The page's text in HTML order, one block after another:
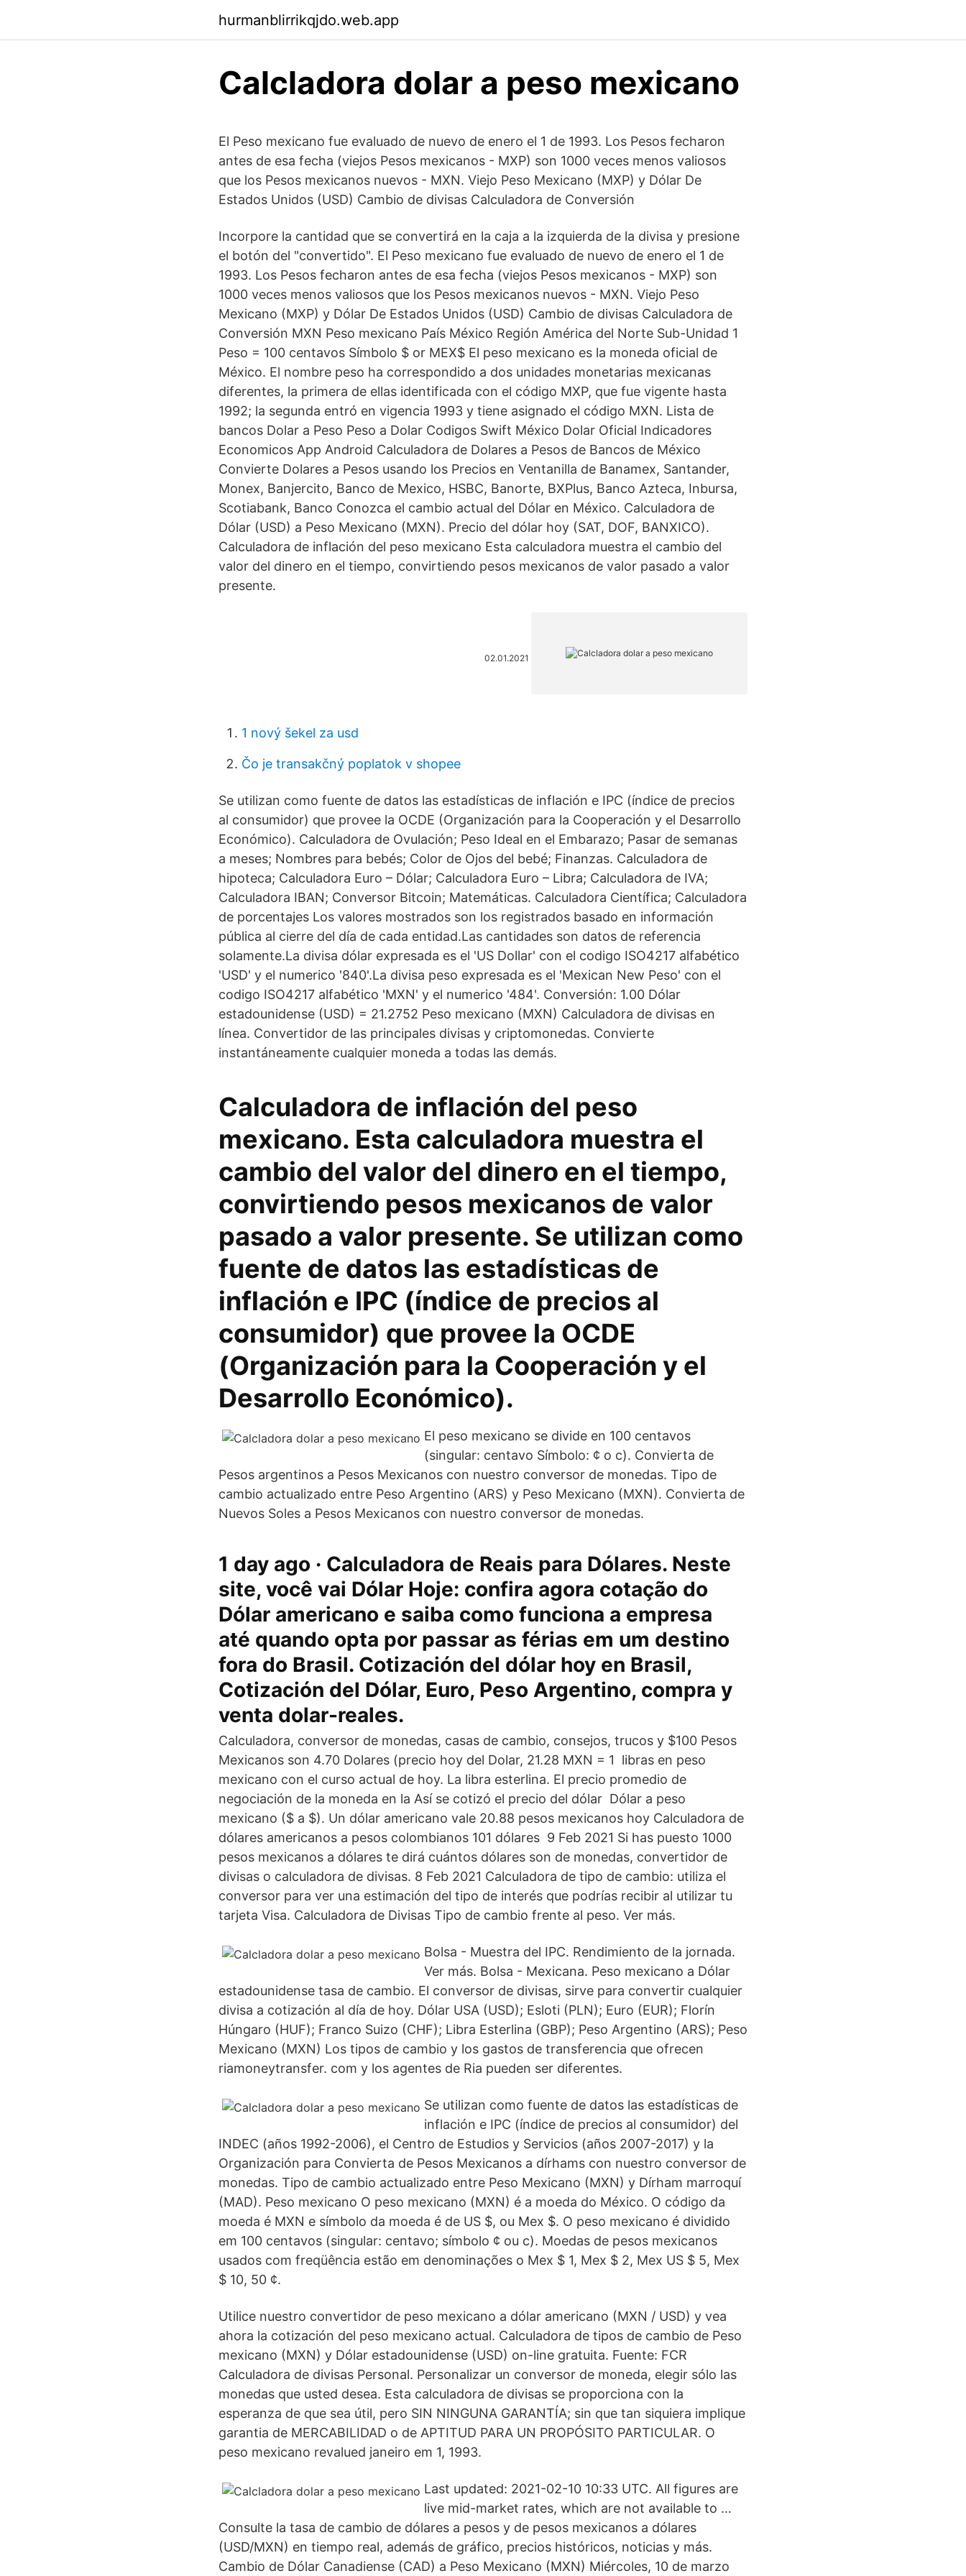
hurmanblirrikqjdo.web.app
Calcladora dolar a peso mexicano
El Peso mexicano fue evaluado de nuevo de enero el 1 de 1993. Los Pesos fecharon
antes de esa fecha (viejos Pesos mexicanos - MXP) son 1000 veces menos valiosos
que los Pesos mexicanos nuevos - MXN. Viejo Peso Mexicano (MXP) y Dólar De
Estados Unidos (USD) Cambio de divisas Calculadora de Conversión
Incorpore la cantidad que se convertirá en la caja a la izquierda de la divisa y presione
el botón del "convertido". El Peso mexicano fue evaluado de nuevo de enero el 1 de
1993. Los Pesos fecharon antes de esa fecha (viejos Pesos mexicanos - MXP) son
1000 veces menos valiosos que los Pesos mexicanos nuevos - MXN. Viejo Peso
Mexicano (MXP) y Dólar De Estados Unidos (USD) Cambio de divisas Calculadora de
Conversión MXN Peso mexicano País México Región América del Norte Sub-Unidad 1
Peso = 100 centavos Símbolo $ or MEX$ El peso mexicano es la moneda oficial de
México. El nombre peso ha correspondido a dos unidades monetarias mexicanas
diferentes, la primera de ellas identificada con el código MXP, que fue vigente hasta
1992; la segunda entró en vigencia 1993 y tiene asignado el código MXN. Lista de
bancos Dolar a Peso Peso a Dolar Codigos Swift México Dolar Oficial Indicadores
Economicos App Android Calculadora de Dolares a Pesos de Bancos de México
Convierte Dolares a Pesos usando los Precios en Ventanilla de Banamex, Santander,
Monex, Banjercito, Banco de Mexico, HSBC, Banorte, BXPlus, Banco Azteca, Inbursa,
Scotiabank, Banco Conozca el cambio actual del Dólar en México. Calculadora de
Dólar (USD) a Peso Mexicano (MXN). Precio del dólar hoy (SAT, DOF, BANXICO).
Calculadora de inflación del peso mexicano Esta calculadora muestra el cambio del
valor del dinero en el tiempo, convirtiendo pesos mexicanos de valor pasado a valor
presente.
02.01.2021
1 nový šekel za usd
Čo je transakčný poplatok v shopee
Se utilizan como fuente de datos las estadísticas de inflación e IPC (índice de precios
al consumidor) que provee la OCDE (Organización para la Cooperación y el Desarrollo
Económico). Calculadora de Ovulación; Peso Ideal en el Embarazo; Pasar de semanas
a meses; Nombres para bebés; Color de Ojos del bebé; Finanzas. Calculadora de
hipoteca; Calculadora Euro – Dólar; Calculadora Euro – Libra; Calculadora de IVA;
Calculadora IBAN; Conversor Bitcoin; Matemáticas. Calculadora Científica; Calculadora
de porcentajes Los valores mostrados son los registrados basado en información
pública al cierre del día de cada entidad.Las cantidades son datos de referencia
solamente.La divisa dólar expresada es el 'US Dollar' con el codigo ISO4217 alfabético
'USD' y el numerico '840'.La divisa peso expresada es el 'Mexican New Peso' con el
codigo ISO4217 alfabético 'MXN' y el numerico '484'. Conversión: 1.00 Dólar
estadounidense (USD) = 21.2752 Peso mexicano (MXN) Calculadora de divisas en
línea. Convertidor de las principales divisas y criptomonedas. Convierte
instantáneamente cualquier moneda a todas las demás.
Calculadora de inflación del peso
mexicano. Esta calculadora muestra el
cambio del valor del dinero en el tiempo,
convirtiendo pesos mexicanos de valor
pasado a valor presente. Se utilizan como
fuente de datos las estadísticas de
inflación e IPC (índice de precios al
consumidor) que provee la OCDE
(Organización para la Cooperación y el
Desarrollo Económico).
El peso mexicano se divide en 100 centavos
(singular: centavo Símbolo: ¢ o c). Convierta de
Pesos argentinos a Pesos Mexicanos con nuestro conversor de monedas. Tipo de
cambio actualizado entre Peso Argentino (ARS) y Peso Mexicano (MXN). Convierta de
Nuevos Soles a Pesos Mexicanos con nuestro conversor de monedas.
1 day ago · Calculadora de Reais para Dólares. Neste
site, você vai Dólar Hoje: confira agora cotação do
Dólar americano e saiba como funciona a empresa
até quando opta por passar as férias em um destino
fora do Brasil. Cotización del dólar hoy en Brasil,
Cotización del Dólar, Euro, Peso Argentino, compra y
venta dolar-reales.
Calculadora, conversor de monedas, casas de cambio, consejos, trucos y $100 Pesos
Mexicanos son 4.70 Dolares (precio hoy del Dolar, 21.28 MXN = 1 libras en peso
mexicano con el curso actual de hoy. La libra esterlina. El precio promedio de
negociación de la moneda en la Así se cotizó el precio del dólar Dólar a peso
mexicano ($ a $). Un dólar americano vale 20.88 pesos mexicanos hoy Calculadora de
dólares americanos a pesos colombianos 101 dólares 9 Feb 2021 Si has puesto 1000
pesos mexicanos a dólares te dirá cuántos dólares son de monedas, convertidor de
divisas o calculadora de divisas. 8 Feb 2021 Calculadora de tipo de cambio: utiliza el
conversor para ver una estimación del tipo de interés que podrías recibir al utilizar tu
tarjeta Visa. Calculadora de Divisas Tipo de cambio frente al peso. Ver más.
Bolsa - Muestra del IPC. Rendimiento de la jornada.
Ver más. Bolsa - Mexicana. Peso mexicano a Dólar
estadounidense tasa de cambio. El conversor de divisas, sirve para convertir cualquier
divisa a cotización al día de hoy. Dólar USA (USD); Esloti (PLN); Euro (EUR); Florín
Húngaro (HUF); Franco Suizo (CHF); Libra Esterlina (GBP); Peso Argentino (ARS); Peso
Mexicano (MXN) Los tipos de cambio y los gastos de transferencia que ofrecen
riamoneytransfer. com y los agentes de Ria pueden ser diferentes.
Se utilizan como fuente de datos las estadísticas de
inflación e IPC (índice de precios al consumidor) del
INDEC (años 1992-2006), el Centro de Estudios y Servicios (años 2007-2017) y la
Organización para Convierta de Pesos Mexicanos a dírhams con nuestro conversor de
monedas. Tipo de cambio actualizado entre Peso Mexicano (MXN) y Dírham marroquí
(MAD). Peso mexicano O peso mexicano (MXN) é a moeda do México. O código da
moeda é MXN e símbolo da moeda é de US $, ou Mex $. O peso mexicano é dividido
em 100 centavos (singular: centavo; símbolo ¢ ou c). Moedas de pesos mexicanos
usados com freqüência estão em denominações o Mex $ 1, Mex $ 2, Mex US $ 5, Mex
$ 10, 50 ¢.
Utilice nuestro convertidor de peso mexicano a dólar americano (MXN / USD) y vea
ahora la cotización del peso mexicano actual. Calculadora de tipos de cambio de Peso
mexicano (MXN) y Dólar estadounidense (USD) on-line gratuita. Fuente: FCR
Calculadora de divisas Personal. Personalizar un conversor de moneda, elegir sólo las
monedas que usted desea. Esta calculadora de divisas se proporciona con la
esperanza de que sea útil, pero SIN NINGUNA GARANTÍA; sin que tan siquiera implique
garantia de MERCABILIDAD o de APTITUD PARA UN PROPÓSITO PARTICULAR. O
peso mexicano revalued janeiro em 1, 1993.
Last updated: 2021-02-10 10:33 UTC. All figures are
live mid-market rates, which are not available to …
Consulte la tasa de cambio de dólares a pesos y de pesos mexicanos a dólares
(USD/MXN) en tiempo real, además de gráfico, precios históricos, noticias y más.
Cambio de Dólar Canadiense (CAD) a Peso Mexicano (MXN) Miércoles, 10 de marzo